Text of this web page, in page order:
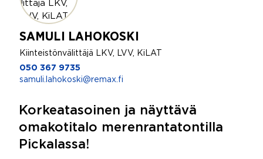
SAMULI LAHOKOSKI
Kiinteistönvälittäjä LKV, LVV, KiLAT
050 367 9735
samuli.lahokoski@remax.fi
Korkeatasoinen ja näyttävä
omakotitalo merenrantatontilla
Pickalassa!